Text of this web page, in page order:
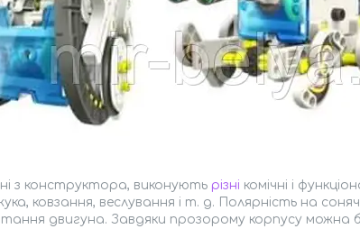
з конструктора, виконують різні комічні і
ковзання, веслування і т. д. Полярність на
двигуна. Завдяки прозорому корпусу можна